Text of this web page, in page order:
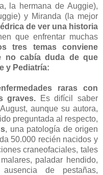
la hermana de Auggie),
y Miranda (la mejor
de ver una historia
que enfrentar muchas
tres temas conviene
no cabía duda de que
y Pediatría:
raras con
graves. Es difícil saber
aunque su autora,
preguntada al respecto,
, una patología de origen
50.000 recién nacidos y
craneofaciales, tales
paladar hendido,
de pestañas,